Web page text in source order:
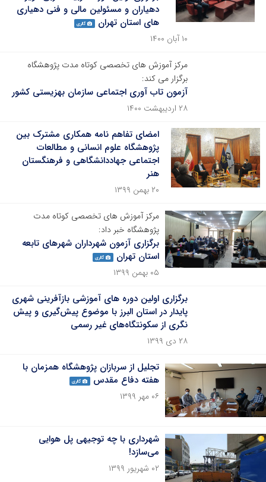
دهیاران و مسئولین مالی و فنی دهیاری
های استان تهران
گالری
۱۰ آبان ۱۴۰۰
مرکز آموزش های تخصصی کوتاه مدت پژوهشگاه
برگزار می کند:
آزمون تاب آوری اجتماعی سازمان بهزیستی کشور
۲۸ اردیبهشت ۱۴۰۰
امضای تفاهم نامه همکاری مشترک بین
پژوهشگاه علوم انسانی و مطالعات
اجتماعی جهاددانشگاهی و فرهنگستان
هنر
۲۰ بهمن ۱۳۹۹
مرکز آموزش های تخصصی کوتاه مدت
پژوهشگاه خبر داد:
برگزاری آزمون شهرداران شهرهای تابعه
استان تهران
گالری
۰۵ بهمن ۱۳۹۹
برگزاری اولین دوره های آموزشی بازآفرینی شهری
پایدار در استان البرز با موضوع پیش‌گیری و پیش
نگری از سکونتگاه‌های غیر رسمی
۲۸ دی ۱۳۹۹
تجلیل از سربازان پژوهشگاه همزمان با
هفته دفاع مقدس
گالری
۰۶ مهر ۱۳۹۹
شهرداری با چه توجیهی پل هوایی
می‌سازد!
۰۲ شهریور ۱۳۹۹